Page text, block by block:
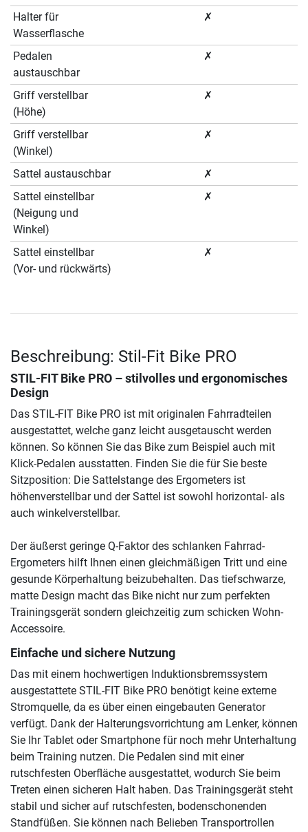
Halter für
Wasserflasche
✗
Pedalen
austauschbar
✗
Griff verstellbar
(Höhe)
✗
Griff verstellbar
(Winkel)
✗
Sattel austauschbar
✗
Sattel einstellbar
(Neigung und
Winkel)
✗
Sattel einstellbar
(Vor- und rückwärts)
✗
Beschreibung: Stil-Fit Bike PRO
STIL-FIT Bike PRO – stilvolles und ergonomisches
Design
Das STIL-FIT Bike PRO ist mit originalen Fahrradteilen
ausgestattet, welche ganz leicht ausgetauscht werden
können. So können Sie das Bike zum Beispiel auch mit
Klick-Pedalen ausstatten. Finden Sie die für Sie beste
Sitzposition: Die Sattelstange des Ergometers ist
höhenverstellbar und der Sattel ist sowohl horizontal- als
auch winkelverstellbar.
Der äußerst geringe Q-Faktor des schlanken Fahrrad-
Ergometers hilft Ihnen einen gleichmäßigen Tritt und eine
gesunde Körperhaltung beizubehalten. Das tiefschwarze,
matte Design macht das Bike nicht nur zum perfekten
Trainingsgerät sondern gleichzeitig zum schicken Wohn-
Accessoire.
Einfache und sichere Nutzung
Das mit einem hochwertigen Induktionsbremssystem
ausgestattete STIL-FIT Bike PRO benötigt keine externe
Stromquelle, da es über einen eingebauten Generator
verfügt. Dank der Halterungsvorrichtung am Lenker, können
Sie Ihr Tablet oder Smartphone für noch mehr Unterhaltung
beim Training nutzen. Die Pedalen sind mit einer
rutschfesten Oberfläche ausgestattet, wodurch Sie beim
Treten einen sicheren Halt haben. Das Trainingsgerät steht
stabil und sicher auf rutschfesten, bodenschonenden
Standfüßen. Sie können nach Belieben Transportrollen